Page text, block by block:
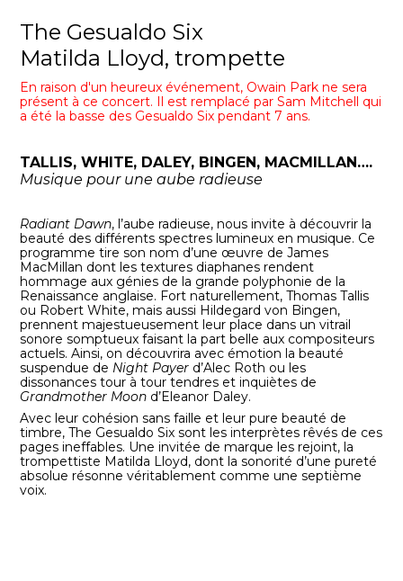
The Gesualdo Six
Matilda Lloyd, trompette
En raison d'un heureux événement, Owain Park ne sera
présent à ce concert. Il est remplacé par Sam Mitchell qui
a été la basse des Gesualdo Six pendant 7 ans.
TALLIS, WHITE, DALEY, BINGEN, MACMILLAN….
Musique pour une aube radieuse
Radiant Dawn, l’aube radieuse, nous invite à découvrir la
beauté des différents spectres lumineux en musique. Ce
programme tire son nom d’une œuvre de James
MacMillan dont les textures diaphanes rendent
hommage aux génies de la grande polyphonie de la
Renaissance anglaise. Fort naturellement, Thomas Tallis
ou Robert White, mais aussi Hildegard von Bingen,
prennent majestueusement leur place dans un vitrail
sonore somptueux faisant la part belle aux compositeurs
actuels. Ainsi, on découvrira avec émotion la beauté
suspendue de Night Payer d’Alec Roth ou les
dissonances tour à tour tendres et inquiètes de
Grandmother Moon d’Eleanor Daley.
Avec leur cohésion sans faille et leur pure beauté de
timbre, The Gesualdo Six sont les interprètes rêvés de ces
pages ineffables. Une invitée de marque les rejoint, la
trompettiste Matilda Lloyd, dont la sonorité d’une pureté
absolue résonne véritablement comme une septième
voix.